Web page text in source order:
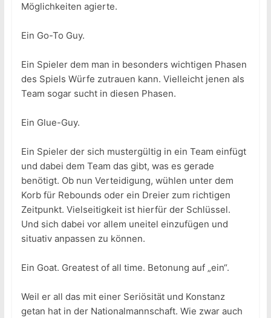
Möglichkeiten agierte.
Ein Go-To Guy.
Ein Spieler dem man in besonders wichtigen Phasen
des Spiels Würfe zutrauen kann. Vielleicht jenen als
Team sogar sucht in diesen Phasen.
Ein Glue-Guy.
Ein Spieler der sich mustergültig in ein Team einfügt
und dabei dem Team das gibt, was es gerade
benötigt. Ob nun Verteidigung, wühlen unter dem
Korb für Rebounds oder ein Dreier zum richtigen
Zeitpunkt. Vielseitigkeit ist hierfür der Schlüssel.
Und sich dabei vor allem uneitel einzufügen und
situativ anpassen zu können.
Ein Goat. Greatest of all time. Betonung auf „ein“.
Weil er all das mit einer Seriösität und Konstanz
getan hat in der Nationalmannschaft. Wie zwar auch